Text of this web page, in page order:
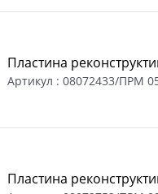
Пластина
Артикул :08072433/ПРM
Пластина